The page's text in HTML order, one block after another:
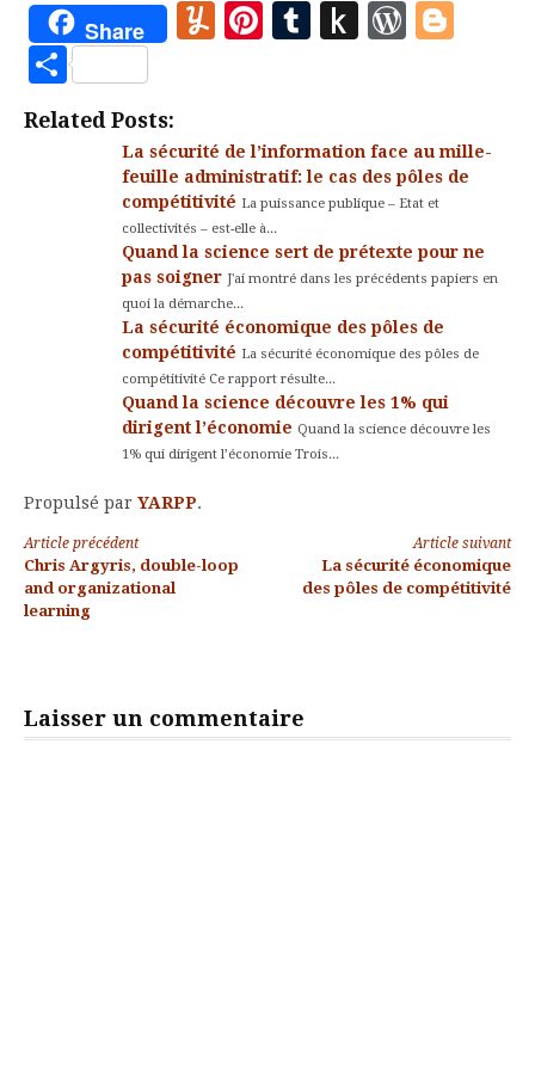
Share Yummly
Pinterest
Tumblr
Push
Partager
Related Posts:
La sécurité de l’information face au mille-
feuille administratif: le cas des pôles de
compétitivité La puissance publique – Etat et
collectivités – est-elle à...
Quand la science sert de prétexte pour ne
pas soigner J'ai montré dans les précédents papiers en
quoi la démarche...
La sécurité économique des pôles de
compétitivité La sécurité économique des pôles de
compétitivité Ce rapport résulte...
Quand la science découvre les 1% qui
dirigent l’économie Quand la science découvre les
1% qui dirigent l’économie Trois...
Propulsé par YARPP.
Lire
la
Article précédent
Chris Argyris, double-loop
and organizational
learning
Article suivant
La sécurité économique
des pôles de compétitivité
Laisser un commentaire